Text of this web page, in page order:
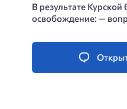
В результате
освобождение: —